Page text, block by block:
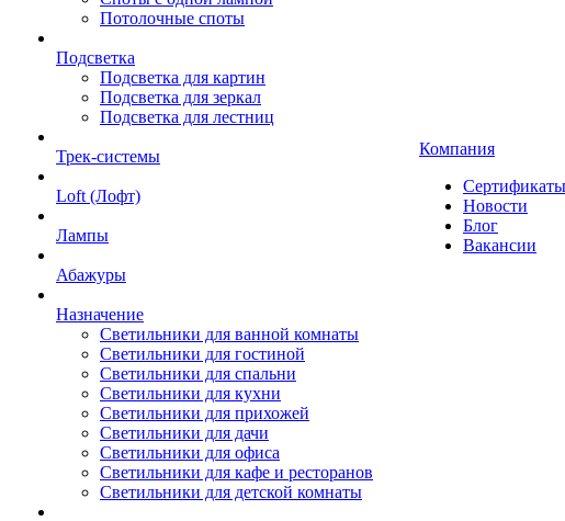
Потолочные споты
Подсветка
Подсветка для картин
Подсветка для зеркал
Подсветка для лестниц
Трек-системы
Loft (Лофт)
Лампы
Абажуры
Назначение
Светильники для ванной комнаты
Светильники для гостиной
Светильники для спальни
Светильники для кухни
Светильники для прихожей
Светильники для дачи
Светильники для офиса
Светильники для кафе и ресторанов
Светильники для детской комнаты
Компания
Сертификаты
Новости
Блог
Вакансии